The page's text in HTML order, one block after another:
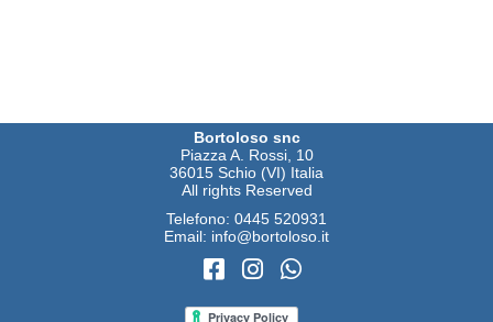
Bortoloso snc
Piazza A. Rossi, 10
36015 Schio (VI) Italia
All rights Reserved
Telefono: 0445 520931
Email: info@bortoloso.it